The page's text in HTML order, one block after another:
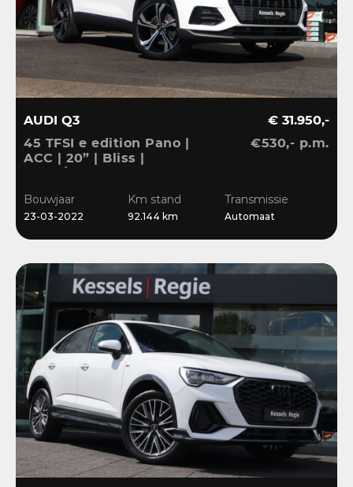
AUDI Q3
45 TFSI e edition Pano |
ACC | 20” | Bliss |
€ 31.950,-
€530,- p.m.
Bouwjaar
23-03-2022
Km stand
92.144 km
Transmissie
Automaat